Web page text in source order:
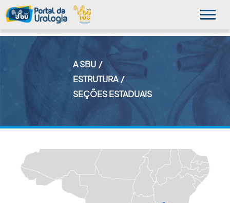
PUBLICAÇÕES
SBU NO CONSULTÓRIO
A SBU
ESTRUTURA
SEÇÕES ESTADUAIS